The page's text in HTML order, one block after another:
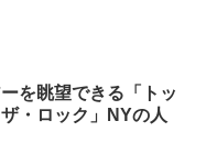
を眺望できる「トッ
・ロック」NYの人